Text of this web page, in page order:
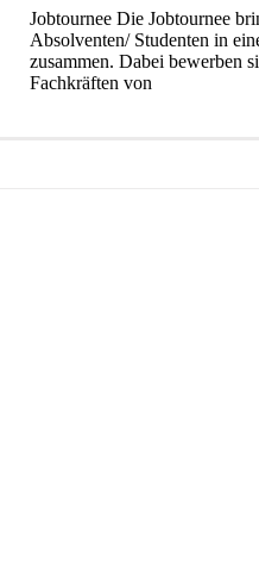
Jobtournee Die Jobtournee
Absolventen/ Studenten in
zusammen. Dabei bewerben
Fachkräften von